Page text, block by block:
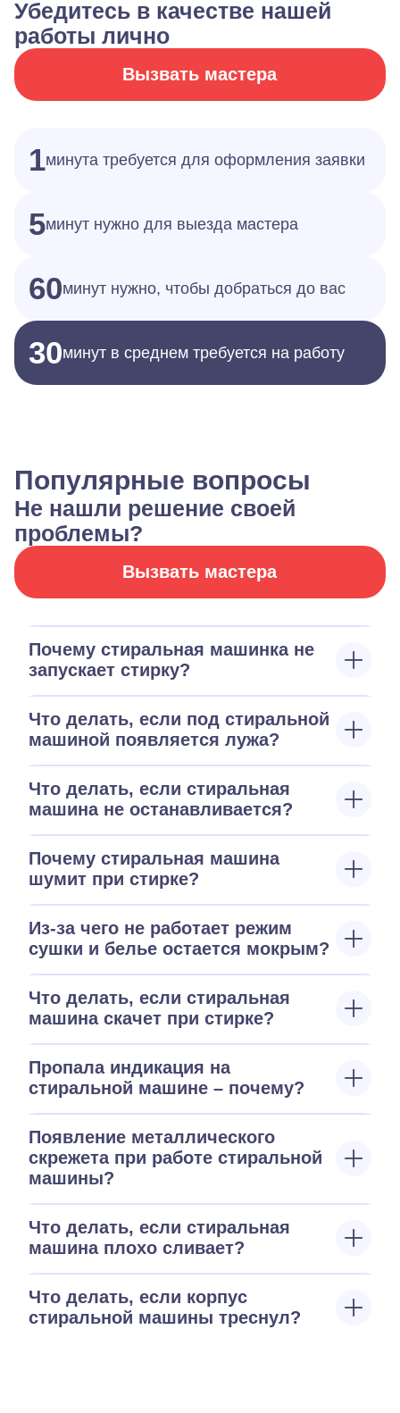
Убедитесь в качестве нашей
работы лично
Вызвать мастера
1минута требуется для оформления заявки
5минут нужно для выезда мастера
60минут нужно, чтобы добраться до вас
30минут в среднем требуется на работу
Популярные вопросы
Не нашли решение своей
проблемы?
Вызвать мастера
Почему стиральная машинка не
запускает стирку?
Что делать, если под стиральной
машиной появляется лужа?
Что делать, если стиральная
машина не останавливается?
Почему стиральная машина
шумит при стирке?
Из-за чего не работает режим
сушки и белье остается мокрым?
Что делать, если стиральная
машина скачет при стирке?
Пропала индикация на
стиральной машине – почему?
Появление металлического
скрежета при работе стиральной
машины?
Что делать, если стиральная
машина плохо сливает?
Что делать, если корпус
стиральной машины треснул?